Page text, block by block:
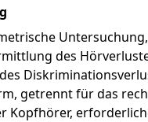
des
getrennt für das
Kopfhörer,